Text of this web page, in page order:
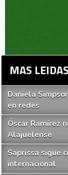
MAS LEIDAS
Daniela
en redes
Óscar Ramírez
Alajuelense
Saprissa sigue
internacional